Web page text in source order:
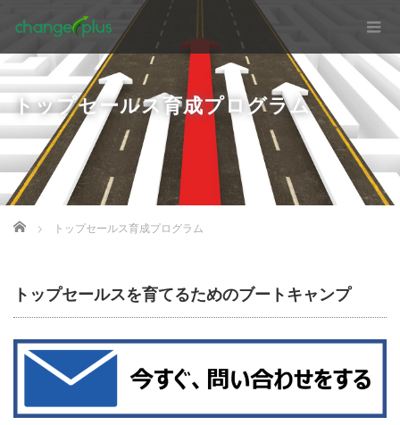
トップセールス育成プログラム
Home トップセールス育成プログラム
トップセールスを育てるためのブートキャンプ